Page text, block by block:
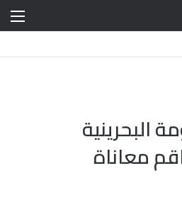
البحرينية
معاناة